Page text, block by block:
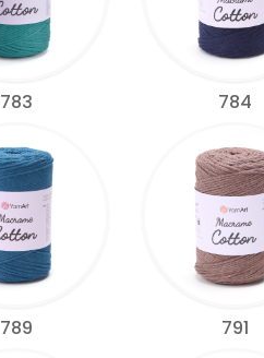
783 784
789 791